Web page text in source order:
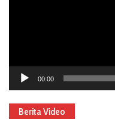
00:00
Berita Video